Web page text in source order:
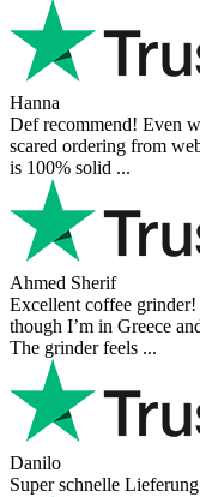
Hanna
Def recommend! Even
scared ordering from
is 100% solid ...
Ahmed Sherif
Excellent coffee
though I’m in Greece
The grinder feels ...
Danilo
Super schnelle